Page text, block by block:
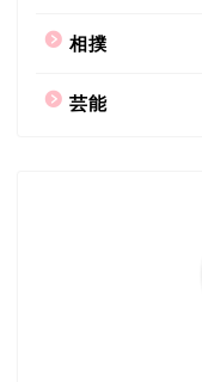
相撲
芸能